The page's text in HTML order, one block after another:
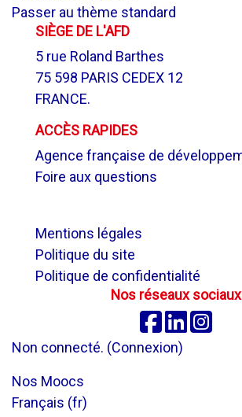
Passer au thème standard
SIÈGE DE L'AFD
5 rue Roland Barthes
75 598 PARIS CEDEX 12
FRANCE.
ACCÈS RAPIDES
Agence française de
Foire aux questions
Mentions légales
Politique du site
Politique de confidentialité
Nos réseaux sociaux
Facebook
Linkedin
Non connecté. (Connexion)
Nos Moocs
Français ‎(fr)‎